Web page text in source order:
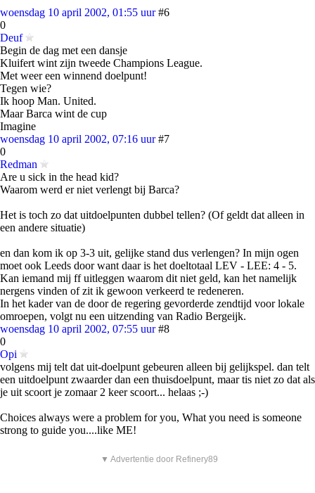
woensdag 10 april 2002, 01:55 uur #6
0
Deuf
Begin de dag met een dansje
Kluifert wint zijn tweede Champions League.
Met weer een winnend doelpunt!
Tegen wie?
Ik hoop Man. United.
Maar Barca wint de cup
Imagine
woensdag 10 april 2002, 07:16 uur #7
0
Redman
Are u sick in the head kid?
Waarom werd er niet verlengt bij Barca?
Het is toch zo dat uitdoelpunten dubbel tellen? (Of geldt dat alleen in
een andere situatie)
en dan kom ik op 3-3 uit, gelijke stand dus verlengen? In mijn ogen
moet ook Leeds door want daar is het doeltotaal LEV - LEE: 4 - 5.
Kan iemand mij ff uitleggen waarom dit niet geld, kan het namelijk
nergens vinden of zit ik gewoon verkeerd te redeneren.
In het kader van de door de regering gevorderde zendtijd voor lokale
omroepen, volgt nu een uitzending van Radio Bergeijk.
woensdag 10 april 2002, 07:55 uur #8
0
Opi
volgens mij telt dat uit-doelpunt gebeuren alleen bij gelijkspel. dan telt
een uitdoelpunt zwaarder dan een thuisdoelpunt, maar tis niet zo dat als
je uit scoort je zomaar 2 keer scoort... helaas ;-)
Choices always were a problem for you, What you need is someone
strong to guide you....like ME!
▼ Advertentie door Refinery89